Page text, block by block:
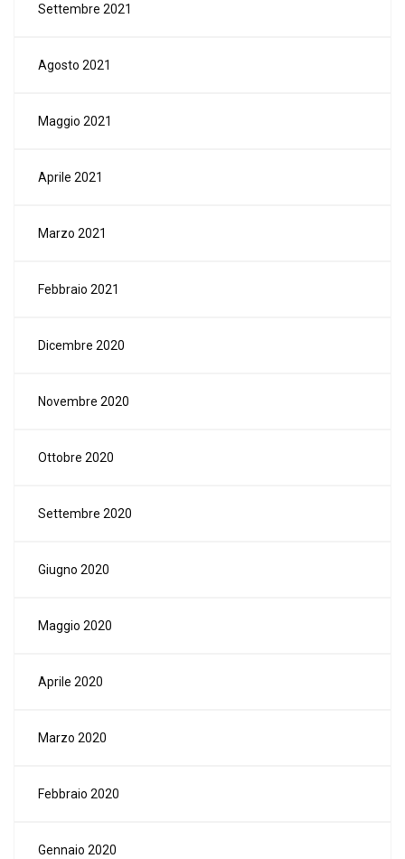
Settembre 2021
Agosto 2021
Maggio 2021
Aprile 2021
Marzo 2021
Febbraio 2021
Dicembre 2020
Novembre 2020
Ottobre 2020
Settembre 2020
Giugno 2020
Maggio 2020
Aprile 2020
Marzo 2020
Febbraio 2020
Gennaio 2020